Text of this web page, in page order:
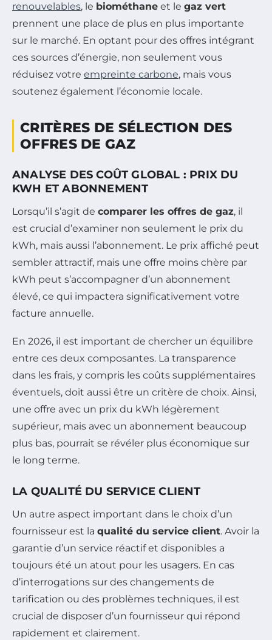
renouvelables, le biométhane et le gaz vert
prennent une place de plus en plus importante
sur le marché. En optant pour des offres intégrant
ces sources d’énergie, non seulement vous
réduisez votre empreinte carbone, mais vous
soutenez également l’économie locale.
CRITÈRES DE SÉLECTION DES
OFFRES DE GAZ
ANALYSE DES COÛT GLOBAL : PRIX DU
KWH ET ABONNEMENT
Lorsqu’il s’agit de comparer les offres de gaz, il
est crucial d’examiner non seulement le prix du
kWh, mais aussi l’abonnement. Le prix affiché peut
sembler attractif, mais une offre moins chère par
kWh peut s’accompagner d’un abonnement
élevé, ce qui impactera significativement votre
facture annuelle.
En 2026, il est important de chercher un équilibre
entre ces deux composantes. La transparence
dans les frais, y compris les coûts supplémentaires
éventuels, doit aussi être un critère de choix. Ainsi,
une offre avec un prix du kWh légèrement
supérieur, mais avec un abonnement beaucoup
plus bas, pourrait se révéler plus économique sur
le long terme.
LA QUALITÉ DU SERVICE CLIENT
Un autre aspect important dans le choix d’un
fournisseur est la qualité du service client. Avoir la
garantie d’un service réactif et disponibles a
toujours été un atout pour les usagers. En cas
d’interrogations sur des changements de
tarification ou des problèmes techniques, il est
crucial de disposer d’un fournisseur qui répond
rapidement et clairement.